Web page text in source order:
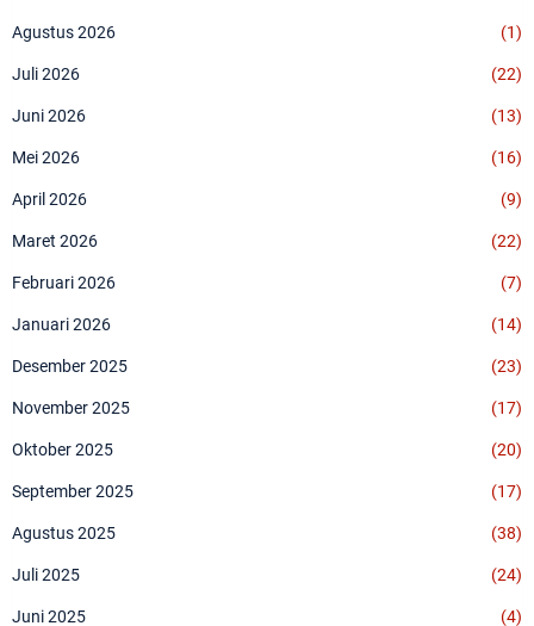
Agustus 2026 (1)
Juli 2026 (22)
Juni 2026 (13)
Mei 2026 (16)
April 2026 (9)
Maret 2026 (22)
Februari 2026 (7)
Januari 2026 (14)
Desember 2025 (23)
November 2025 (17)
Oktober 2025 (20)
September 2025 (17)
Agustus 2025 (38)
Juli 2025 (24)
Juni 2025 (4)